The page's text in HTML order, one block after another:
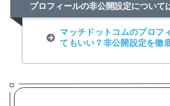
プロフィールの非公開設定について
マッチドットコムのプロフ
てもいい？非公開設定を徹